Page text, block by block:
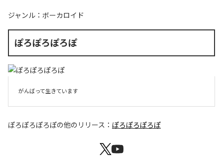
ジャンル： ボーカロイド
ぽろぽろぽろぽ
がんばって生きています
ぽろぽろぽろぽの他のリリース： ぽろぽろぽろぽ